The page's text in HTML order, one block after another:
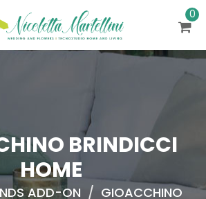
0
BRINDICCI
HOME
ADD-ON / GIOACCHINO